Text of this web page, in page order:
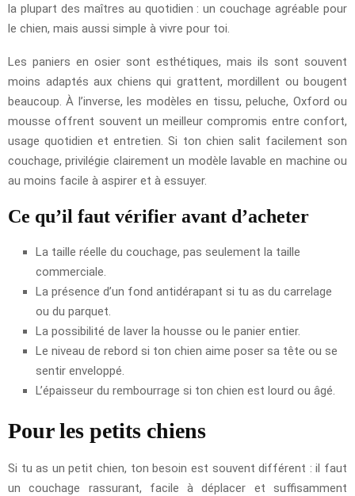
la plupart des maîtres au quotidien : un couchage agréable pour
le chien, mais aussi simple à vivre pour toi.
Les paniers en osier sont esthétiques, mais ils sont souvent
moins adaptés aux chiens qui grattent, mordillent ou bougent
beaucoup. À l’inverse, les modèles en tissu, peluche, Oxford ou
mousse offrent souvent un meilleur compromis entre confort,
usage quotidien et entretien. Si ton chien salit facilement son
couchage, privilégie clairement un modèle lavable en machine ou
au moins facile à aspirer et à essuyer.
Ce qu’il faut vérifier avant d’acheter
La taille réelle du couchage, pas seulement la taille
commerciale.
La présence d’un fond antidérapant si tu as du carrelage
ou du parquet.
La possibilité de laver la housse ou le panier entier.
Le niveau de rebord si ton chien aime poser sa tête ou se
sentir enveloppé.
L’épaisseur du rembourrage si ton chien est lourd ou âgé.
Pour les petits chiens
Si tu as un petit chien, ton besoin est souvent différent : il faut
un couchage rassurant, facile à déplacer et suffisamment